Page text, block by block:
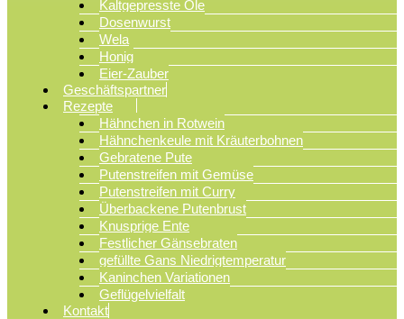
Kaltgepresste Öle
Dosenwurst
Wela
Honig
Eier-Zauber
Geschäftspartner
Rezepte
Hähnchen in Rotwein
Hähnchenkeule mit Kräuterbohnen
Gebratene Pute
Putenstreifen mit Gemüse
Putenstreifen mit Curry
Überbackene Putenbrust
Knusprige Ente
Festlicher Gänsebraten
gefüllte Gans Niedrigtemperatur
Kaninchen Variationen
Geflügelvielfalt
Kontakt